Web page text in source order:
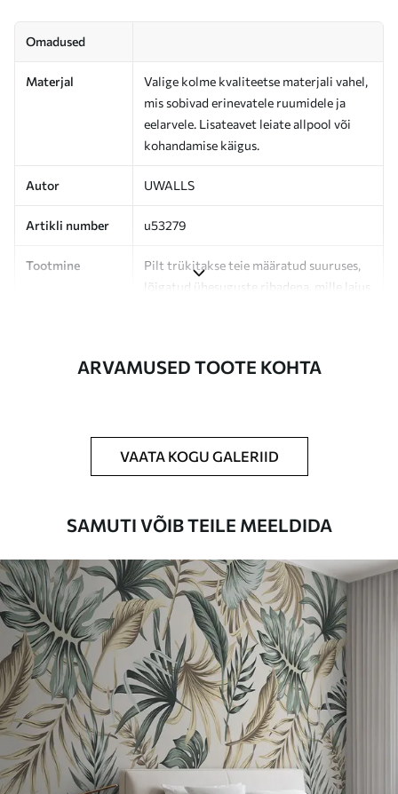
Omadused
Materjal
Valige kolme kvaliteetse materjali vahel,
mis sobivad erinevatele ruumidele ja
eelarvele. Lisateavet leiate allpool või
kohandamise käigus.
Autor UWALLS
Artikli number u53279
Tootmine
Pilt trükitakse teie määratud suuruses,
lõigatud ühesuguste ribadena, mille laius
Saadaolevad materjalid
Standard
44.9826 .99€ /m²
Premium
56.6734.00 /m²
Premium vinüül
65 .0039 .00€/m²
ARVAMUSED TOOTE KOHTA
VAATA KOGU GALERIID
SAMUTI VÕIB TEILE MEELDIDA